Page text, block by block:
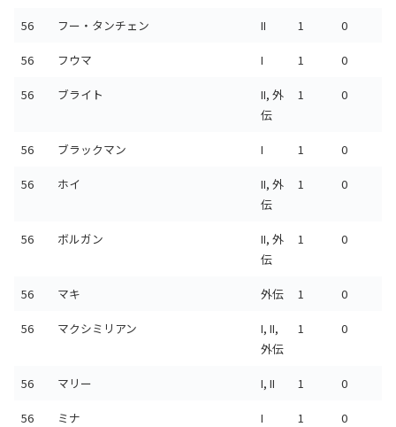
56 フー・タンチェン II 1 0
56 フウマ I 1 0
56 ブライト
II, 外
伝
1 0
56 ブラックマン I 1 0
56 ホイ
II, 外
伝
1 0
56 ボルガン
II, 外
伝
1 0
56 マキ 外伝 1 0
56 マクシミリアン
I, II,
外伝
1 0
56 マリー I, II 1 0
56 ミナ I 1 0